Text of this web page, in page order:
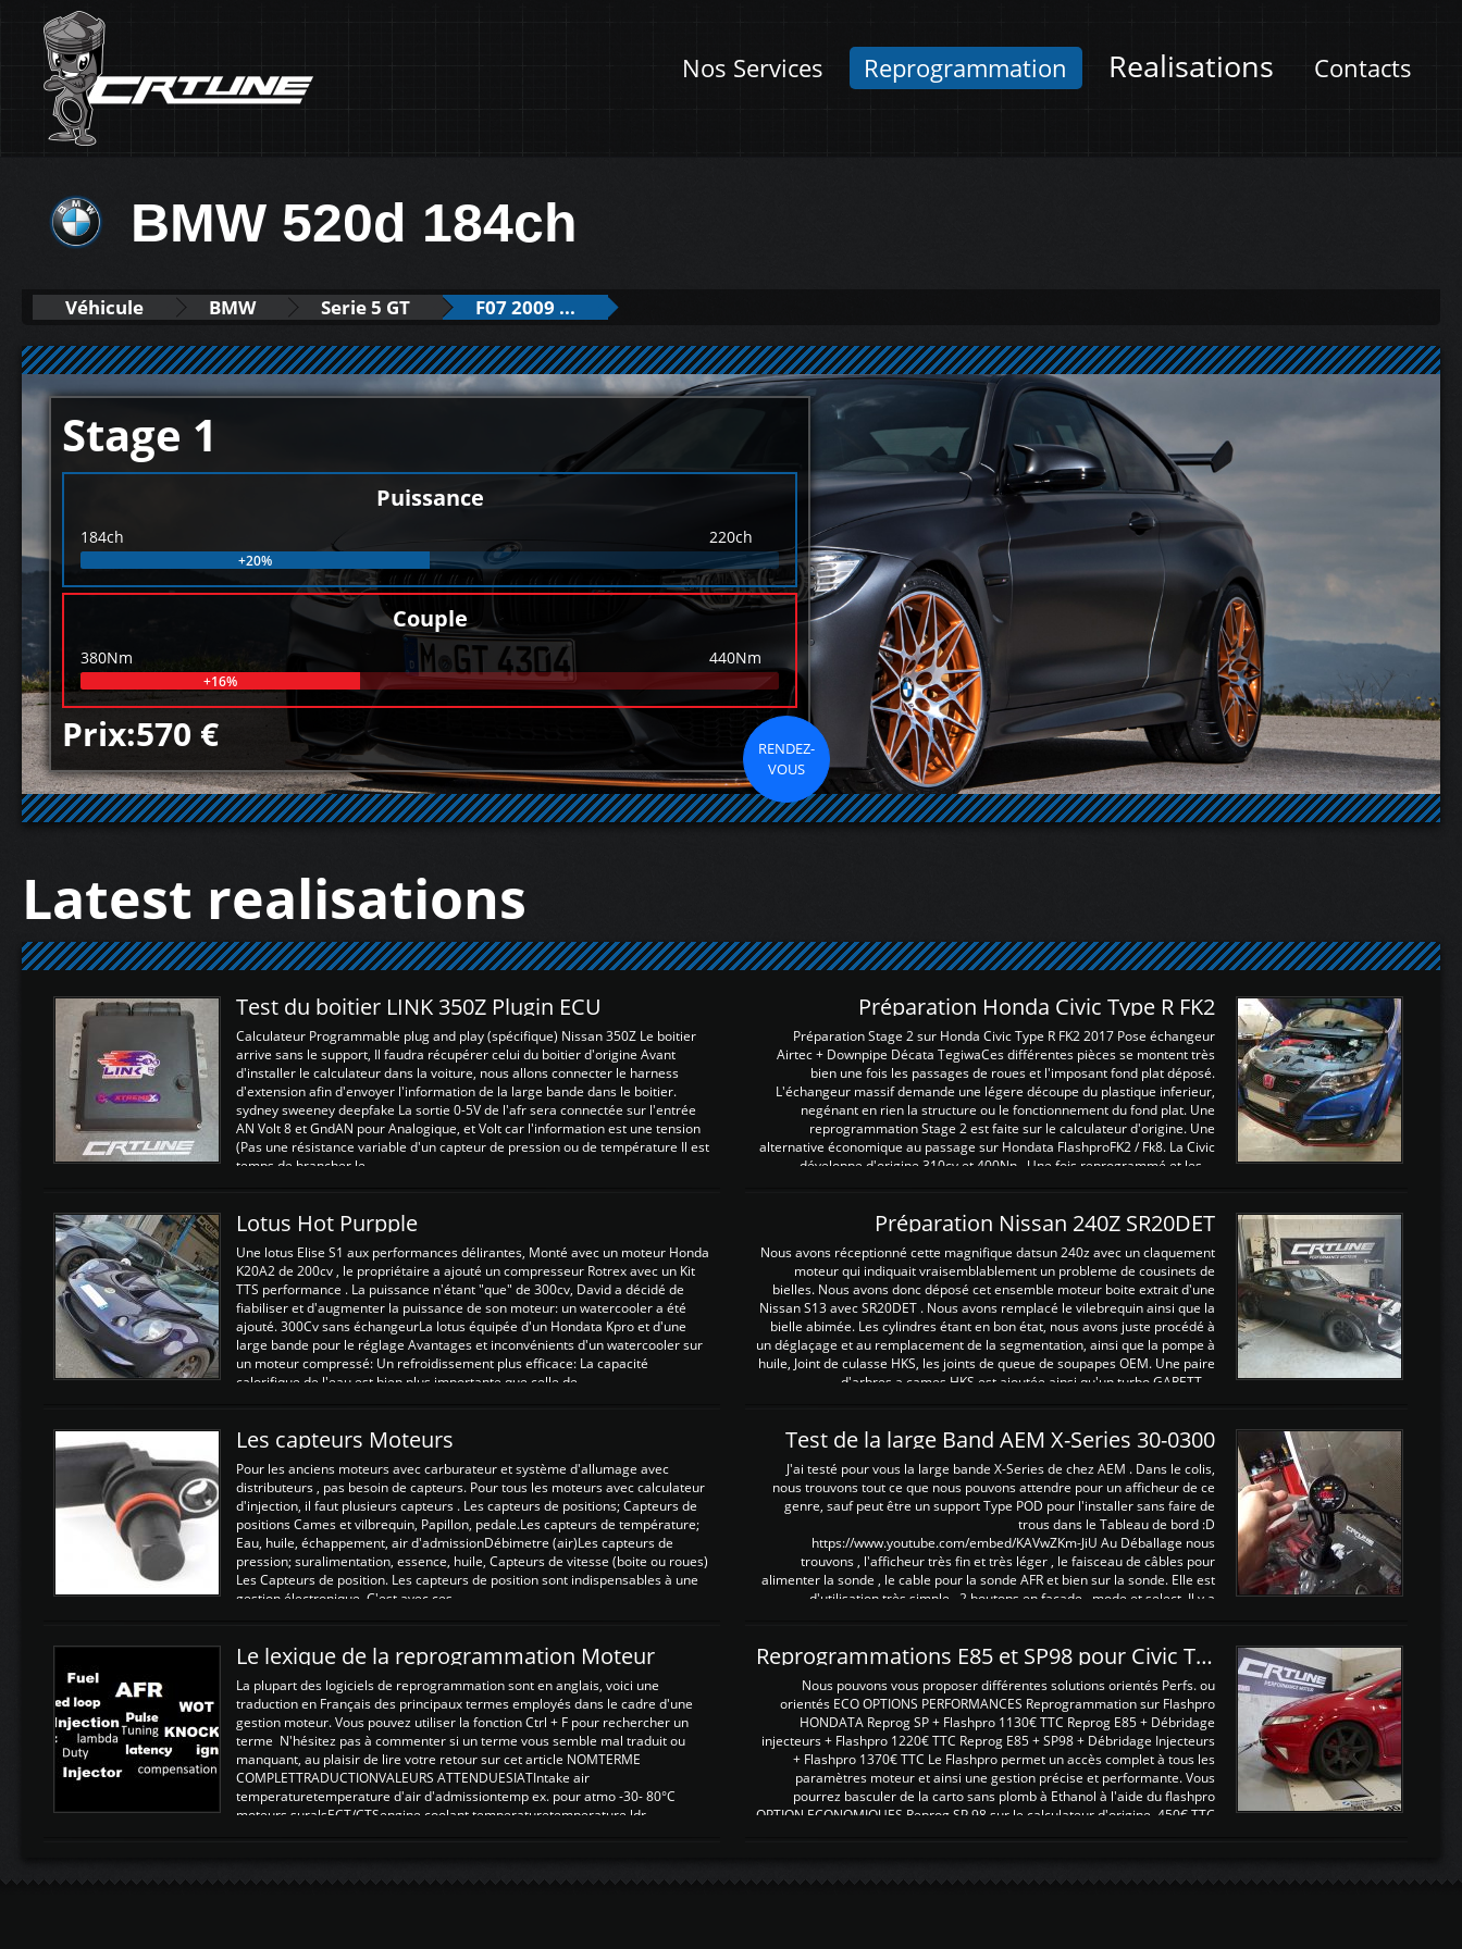
Nos Services Reprogrammation Realisations Contacts
BMW 520d 184ch
Véhicule BMW Serie 5 GT F07 2009 ...
Stage 1
Puissance
184ch 220ch
+20%
Couple
380Nm 440Nm
+16%
Prix:570 €
RENDEZ-
VOUS
Latest realisations
Test du boitier LINK 350Z Plugin ECU
Calculateur Programmable plug and play (spécifique) Nissan 350Z Le boitier
arrive sans le support, Il faudra récupérer celui du boitier d'origine Avant
d'installer le calculateur dans la voiture, nous allons connecter le harness
d'extension afin d'envoyer l'information de la large bande dans le boitier.
sydney sweeney deepfake La sortie 0-5V de l'afr sera connectée sur l'entrée
AN Volt 8 et GndAN pour Analogique, et Volt car l'information est une tension
(Pas une résistance variable d'un capteur de pression ou de température Il est
temps de brancher le ...
Préparation Honda Civic Type R FK2
Préparation Stage 2 sur Honda Civic Type R FK2 2017 Pose échangeur
Airtec + Downpipe Décata TegiwaCes différentes pièces se montent très
bien une fois les passages de roues et l'imposant fond plat déposé.
L'échangeur massif demande une légere découpe du plastique inferieur,
negénant en rien la structure ou le fonctionnement du fond plat. Une
reprogrammation Stage 2 est faite sur le calculateur d'origine. Une
alternative économique au passage sur Hondata FlashproFK2 / Fk8. La Civic
développe d'origine 310cv et 400Nn , Une fois reprogrammé et les ...
Lotus Hot Purpple
Une lotus Elise S1 aux performances délirantes, Monté avec un moteur Honda
K20A2 de 200cv , le propriétaire a ajouté un compresseur Rotrex avec un Kit
TTS performance . La puissance n'étant "que" de 300cv, David a décidé de
fiabiliser et d'augmenter la puissance de son moteur: un watercooler a été
ajouté. 300Cv sans échangeurLa lotus équipée d'un Hondata Kpro et d'une
large bande pour le réglage Avantages et inconvénients d'un watercooler sur
un moteur compressé: Un refroidissement plus efficace: La capacité
calorifique de l'eau est bien plus importante que celle de ...
Préparation Nissan 240Z SR20DET
Nous avons réceptionné cette magnifique datsun 240z avec un claquement
moteur qui indiquait vraisemblablement un probleme de cousinets de
bielles. Nous avons donc déposé cet ensemble moteur boite extrait d'une
Nissan S13 avec SR20DET . Nous avons remplacé le vilebrequin ainsi que la
bielle abimée. Les cylindres étant en bon état, nous avons juste procédé à
un déglaçage et au remplacement de la segmentation, ainsi que la pompe à
huile, Joint de culasse HKS, les joints de queue de soupapes OEM. Une paire
d'arbres a cames HKS est ajoutée ainsi qu'un turbo GARETT ...
Les capteurs Moteurs
Pour les anciens moteurs avec carburateur et système d'allumage avec
distributeurs , pas besoin de capteurs. Pour tous les moteurs avec calculateur
d'injection, il faut plusieurs capteurs . Les capteurs de positions; Capteurs de
positions Cames et vilbrequin, Papillon, pedale.Les capteurs de température;
Eau, huile, échappement, air d'admissionDébimetre (air)Les capteurs de
pression; suralimentation, essence, huile, Capteurs de vitesse (boite ou roues)
Les Capteurs de position. Les capteurs de position sont indispensables à une
gestion électronique. C'est avec ces ...
Test de la large Band AEM X-Series 30-0300
J'ai testé pour vous la large bande X-Series de chez AEM . Dans le colis,
nous trouvons tout ce que nous pouvons attendre pour un afficheur de ce
genre, sauf peut être un support Type POD pour l'installer sans faire de
trous dans le Tableau de bord :D
https://www.youtube.com/embed/KAVwZKm-JiU Au Déballage nous
trouvons , l'afficheur très fin et très léger , le faisceau de câbles pour
alimenter la sonde , le cable pour la sonde AFR et bien sur la sonde. Elle est
d'utilisation très simple , 2 boutons en façade , mode et select. Il y a
Le lexique de la reprogrammation Moteur
La plupart des logiciels de reprogrammation sont en anglais, voici une
traduction en Français des principaux termes employés dans le cadre d'une
gestion moteur. Vous pouvez utiliser la fonction Ctrl + F pour rechercher un
terme N'hésitez pas à commenter si un terme vous semble mal traduit ou
manquant, au plaisir de lire votre retour sur cet article NOMTERME
COMPLETTRADUCTIONVALEURS ATTENDUESIATIntake air
temperaturetemperature d'air d'admissiontemp ex. pour atmo -30- 80°C
moteurs suralsECT/CTSengine coolant temperaturetemperature ldr
Reprogrammations E85 et SP98 pour Civic Type R FN2
Nous pouvons vous proposer différentes solutions orientés Perfs. ou
orientés ECO OPTIONS PERFORMANCES Reprogrammation sur Flashpro
HONDATA Reprog SP + Flashpro 1130€ TTC Reprog E85 + Débridage
injecteurs + Flashpro 1220€ TTC Reprog E85 + SP98 + Débridage Injecteurs
+ Flashpro 1370€ TTC Le Flashpro permet un accès complet à tous les
paramètres moteur et ainsi une gestion précise et performante. Vous
pourrez basculer de la carto sans plomb à Ethanol à l'aide du flashpro
OPTION ECONOMIQUES Reprog SP 98 sur le calculateur d'origine 450€ TTC